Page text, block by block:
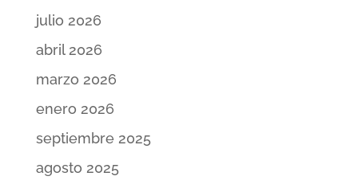
julio 2026
abril 2026
marzo 2026
enero 2026
septiembre 2025
agosto 2025